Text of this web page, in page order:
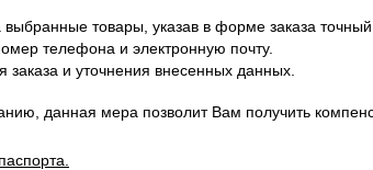
товары, указав в форме заказа точный
телефона и электронную почту.
и уточнения внесенных данных.
данная мера позволит Вам получить